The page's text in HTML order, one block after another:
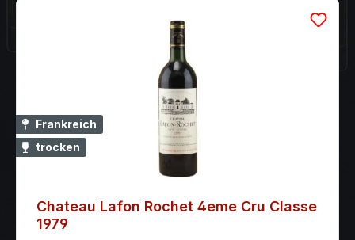
Frankreich
trocken
Chateau Lafon Rochet 4eme Cru Classe
1979